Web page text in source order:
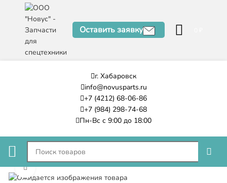
Оставить заявку
г. Хабаровск
info@novusparts.ru
+7 (4212) 68-06-86
+7 (984) 298-74-68
Пн-Вс с 9:00 до 18:00
Нажмите, чтобы увеличить